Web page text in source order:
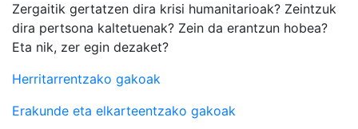
Zergaitik gertatzen dira krisi humanitarioak? Zeintzuk
dira pertsona kaltetuenak? Zein da erantzun hobea?
Eta nik, zer egin dezaket?
Herritarrentzako gakoak
Erakunde eta elkarteentzako gakoak